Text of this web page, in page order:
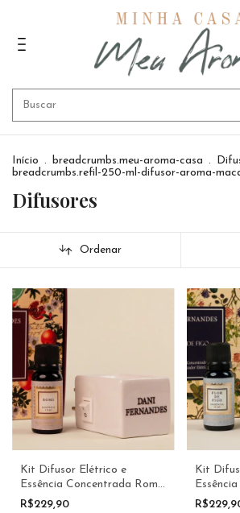
Início . breadcrumbs.meu-aroma-casa .
breadcrumbs.refil-250-ml-difusor-aroma-
Difusores
Ordenar
Kit Difusor Elétrico e
Essência Concentrada Romã
Jardim Secreto Dani
R$229,90
Kit
de Figo